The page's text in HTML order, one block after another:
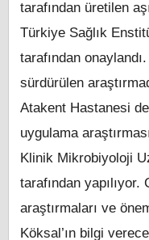
tarafından üretilen
Türkiye Sağlık
tarafından
sürdürülen
Atakent Hastanesi
uygulama
Klinik Mikrobiyoloji
tarafından yapılıyor.
araştırmaları ve
Köksal’ın bilgi